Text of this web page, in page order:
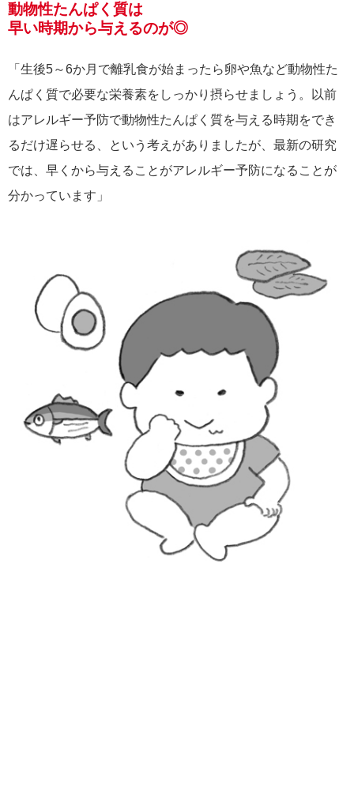
動物性たんぱく質は
早い時期から与えるのが◎
「生後5～6か月で離乳食が始まったら卵や魚など動物性た
んぱく質で必要な栄養素をしっかり摂らせましょう。以前
はアレルギー予防で動物性たんぱく質を与える時期をでき
るだけ遅らせる、という考えがありましたが、最新の研究
では、早くから与えることがアレルギー予防になることが
分かっています」